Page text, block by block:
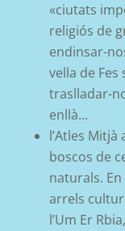
«ciutats
religiós de
endinsar-
vella de Fes
traslladar-
enllà…
l’Atles Mitjà
boscos de
naturals.
arrels
l’Um Er Rbia